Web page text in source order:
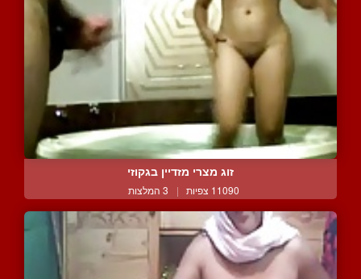
זוג מצרי מזדיין בגקוזי
11090 צפיות | 3 המלצות